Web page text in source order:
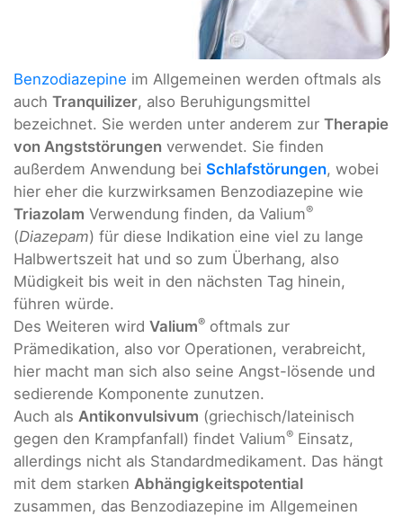
Benzodiazepine im Allgemeinen werden oftmals als
auch Tranquilizer, also Beruhigungsmittel
bezeichnet. Sie werden unter anderem zur Therapie
von Angststörungen verwendet. Sie finden
außerdem Anwendung bei Schlafstörungen, wobei
hier eher die kurzwirksamen Benzodiazepine wie
Triazolam Verwendung finden, da Valium®
(Diazepam) für diese Indikation eine viel zu lange
Halbwertszeit hat und so zum Überhang, also
Müdigkeit bis weit in den nächsten Tag hinein,
führen würde.
Des Weiteren wird Valium® oftmals zur
Prämedikation, also vor Operationen, verabreicht,
hier macht man sich also seine Angst-lösende und
sedierende Komponente zunutzen.
Auch als Antikonvulsivum (griechisch/lateinisch
gegen den Krampfanfall) findet Valium® Einsatz,
allerdings nicht als Standardmedikament. Das hängt
mit dem starken Abhängigkeitspotential
zusammen, das Benzodiazepine im Allgemeinen